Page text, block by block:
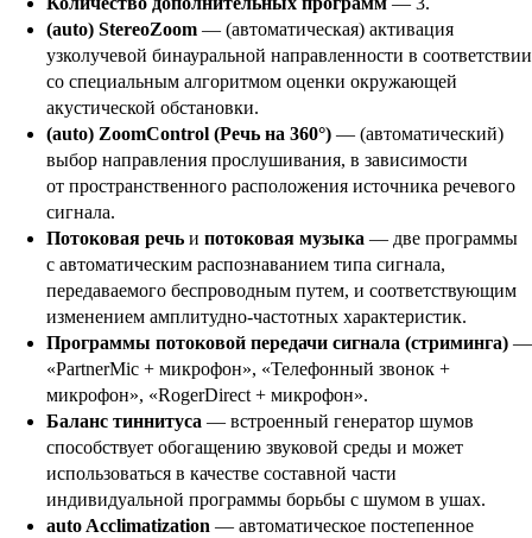
(auto) StereoZoom — (автоматическая) активация
узколучевой бинауральной направленности в соответствии
со специальным алгоритмом оценки окружающей
акустической обстановки.
(auto) ZoomControl (Речь на 360°) — (автоматический)
выбор направления прослушивания, в зависимости
от пространственного расположения источника речевого
сигнала.
Потоковая речь ипотоковая музыка — две программы
с автоматическим распознаванием типа сигнала,
передаваемого беспроводным путем, и соответствующим
изменением амплитудно-частотных характеристик.
Программы потоковой передачи сигнала (стриминга) —
«PartnerMic + микрофон», «Телефонный звонок +
микрофон», «RogerDirect + микрофон».
Баланс тиннитуса — встроенный генератор шумов
способствует обогащению звуковой среды и может
использоваться в качестве составной части
индивидуальной программы борьбы с шумом в ушах.
auto Acclimatization — автоматическое постепенное